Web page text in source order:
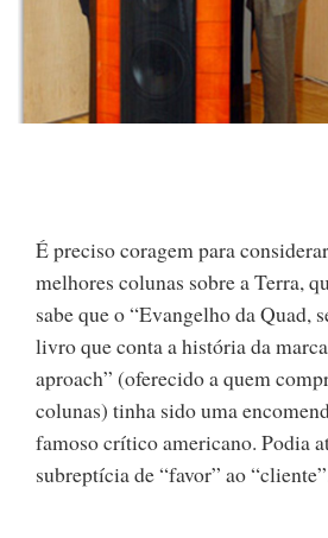
É preciso coragem para
melhores colunas sobre a Terra,
sabe que o “Evangelho da Quad,
livro que conta a história da
aproach” (oferecido a quem
colunas) tinha sido uma
famoso crítico americano. Podia
subreptícia de “favor” ao